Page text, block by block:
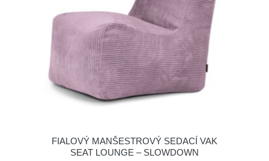
FIALOVÝ MANŠESTROVÝ SEDACÍ VAK
SEAT LOUNGE – SLOWDOWN